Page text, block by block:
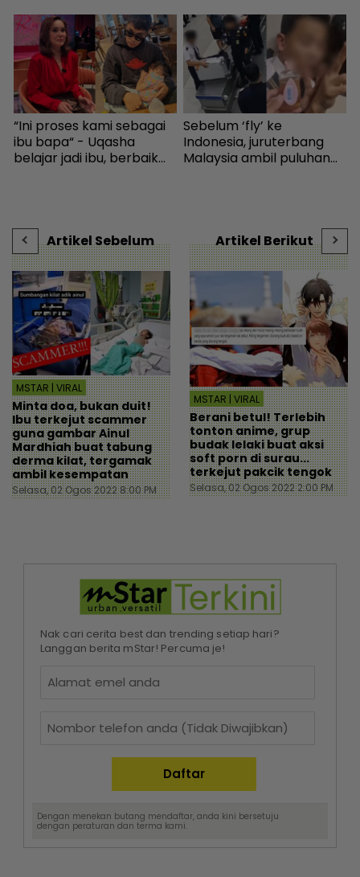
“Ini proses kami sebagai
ibu bapa“ - Uqasha
belajar jadi ibu, berbaik
Sebelum ‘fly’ ke
Indonesia, juruterbang
Malaysia ambil puluhan
Artikel Sebelum
MSTAR | VIRAL
Minta doa, bukan duit!
Ibu terkejut scammer
guna gambar Ainul
Mardhiah buat tabung
derma kilat, tergamak
ambil kesempatan
Selasa, 02 Ogos 2022 8:00 PM
Artikel Berikut
MSTAR | VIRAL
Berani betul! Terlebih
tonton anime, grup
budak lelaki buat aksi
soft porn di surau...
terkejut pakcik tengok
Selasa, 02 Ogos 2022 2:00 PM
Nak cari cerita best dan trending setiap hari?
Langgan berita mStar! Percuma je!
Dengan menekan butang mendaftar, anda kini bersetuju
dengan peraturan dan terma kami.